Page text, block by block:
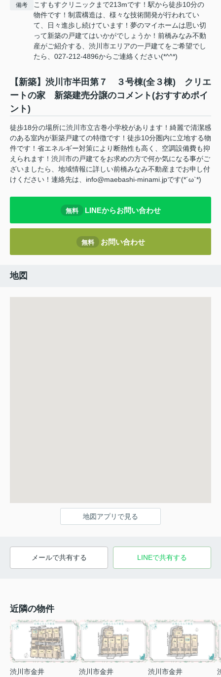
備考
こすもすクリニックまで213mです！駅から徒歩10分の
物件です！制震構造は、様々な技術開発が行われてい
て、日々進歩し続けています！夢のマイホームは思い切
って新築の戸建てはいかがでしょうか！前橋みなみ不動
産がご紹介する、渋川市エリアの一戸建てをご希望でし
たら、027-212-4896からご連絡ください(*^^*)
【新築】渋川市半田第７ ３号棟(全３棟) クリエ
ートの家 新築建売分譲のコメント(おすすめポイ
ント)
徒歩18分の場所に渋川市立古巻小学校があります！綺麗で清潔感
のある室内が新築戸建ての特徴です！徒歩10分圏内に立地する物
件です！省エネルギー対策により断熱性も高く、空調設備費も抑
えられます！渋川市の戸建てをお求めの方で何か気になる事がご
ざいましたら、地域情報に詳しい前橋みなみ不動産までお申し付
けください！連絡先は、info@maebashi-minami.jpです(*´ω`*)
無料 LINEからお問い合わせ
無料 お問い合わせ
地図
地図アプリで見る
メールで共有する LINEで共有する
近隣の物件
渋川市金井
渋川市金井
渋川市金井